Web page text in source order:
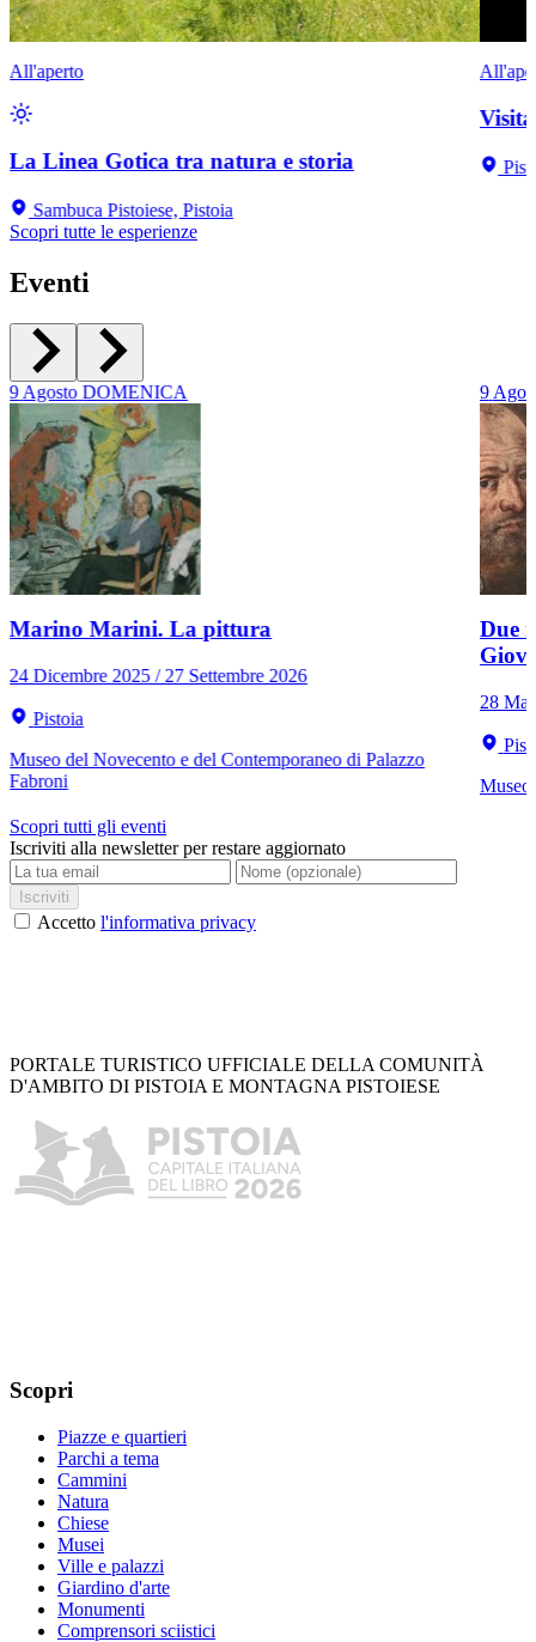
All'aperto
La Linea Gotica tra natura e storia
Sambuca Pistoiese, Pistoia
Scopri tutte le esperienze
Eventi
9Agosto DOMENICA
Marino Marini. La pittura
24 Dicembre 2025 / 27 Settembre 2026
Pistoia
Museo del Novecento e del Contemporaneo di Palazzo
Fabroni
9
Due
28
Museo
Scopri tutti gli eventi
Iscriviti alla newsletter per restare aggiornato
Iscriviti
Accetto l'informativa privacy
PORTALE TURISTICO UFFICIALE DELLA COMUNITÀ
D'AMBITO DI PISTOIA E MONTAGNA PISTOIESE
Scopri
Piazze e quartieri
Parchi a tema
Cammini
Natura
Chiese
Musei
Ville e palazzi
Giardino d'arte
Monumenti
Comprensori sciistici